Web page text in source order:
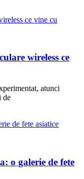
wireless ce
atunci
de
o galerie de fete